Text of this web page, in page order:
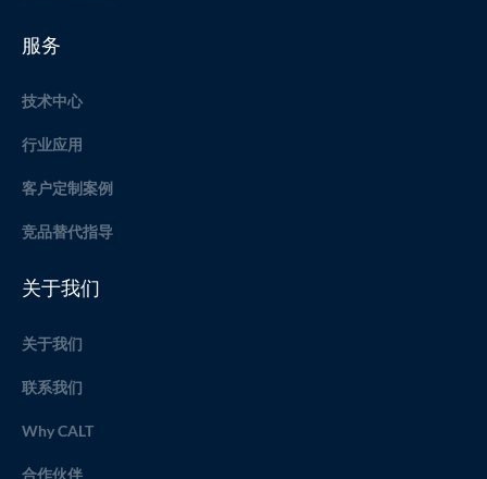
服务
技术中心
行业应用
客户定制案例
竞品替代指导
关于我们
关于我们
联系我们
Why CALT
合作伙伴